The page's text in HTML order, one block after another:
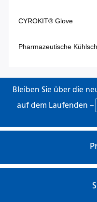
Bleiben Sie über die
auf dem Laufenden –